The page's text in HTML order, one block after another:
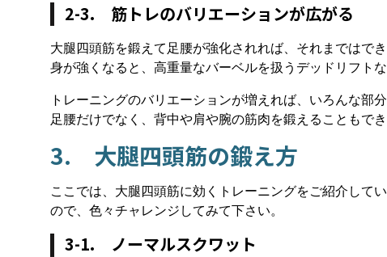
2-3. 筋トレのバリエーションが広がる
大腿四頭筋を鍛えて足腰が強化されれば、それまではで
身が強くなると、高重量なバーベルを扱うデッドリフト
トレーニングのバリエーションが増えれば、いろんな部
足腰だけでなく、背中や肩や腕の筋肉を鍛えることもで
3. 大腿四頭筋の鍛え方
ここでは、大腿四頭筋に効くトレーニングをご紹介して
ので、色々チャレンジしてみて下さい。
3-1. ノーマルスクワット